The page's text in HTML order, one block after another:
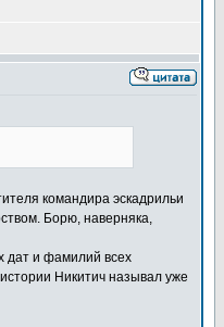
командира эскадрильи
Борю, наверняка,
дат и фамилий всех
Никитич называл уже